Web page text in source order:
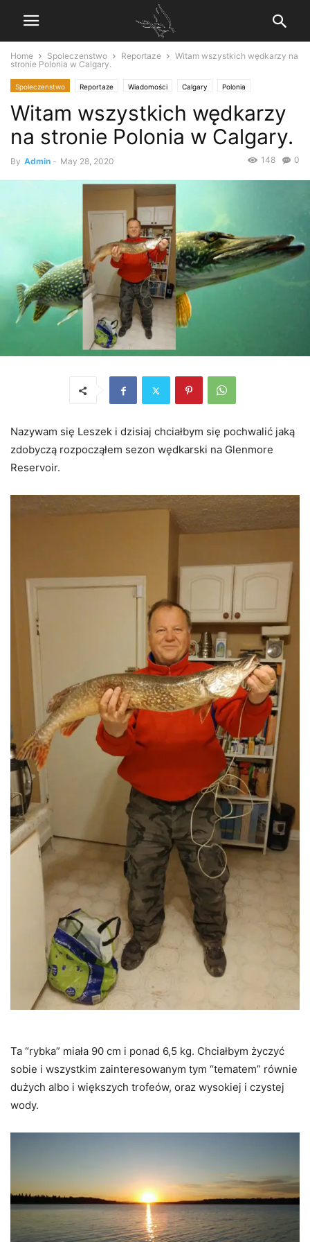
Home Spoleczenstwo Reportaze
Witam wszystkich wędkarzy na
stronie Polonia w Calgary.
Spoleczenstwo Reportaze Wiadomości Calgary Polonia
Witam wszystkich wędkarzy
na stronie Polonia w Calgary.
By Admin - May 28, 2020 0
148
Nazywam się Leszek i dzisiaj chciałbym się pochwalić jaką
zdobyczą rozpocząłem sezon wędkarski na Glenmore
Reservoir.
Ta “rybka” miała 90 cm i ponad 6,5 kg. Chciałbym życzyć
sobie i wszystkim zainteresowanym tym “tematem” równie
dużych albo i większych trofeów, oraz wysokiej i czystej
wody.